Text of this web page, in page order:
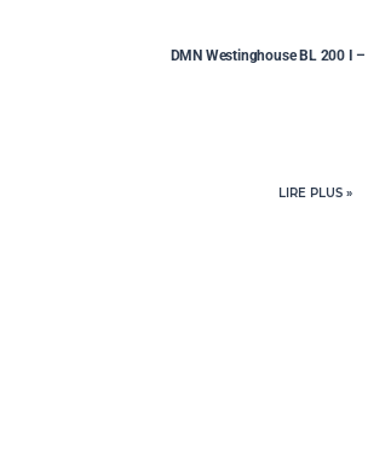
DMN Westinghouse BL 200 I
LIRE PLUS »